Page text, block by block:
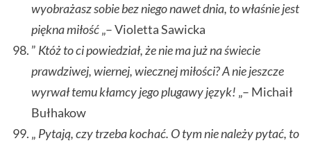
wyobrażasz sobie bez niego nawet dnia, to właśnie jest
piękna miłość„– Violetta Sawicka
” Któż to ci powiedział, że nie ma już na świecie
prawdziwej, wiernej, wiecznej miłości? A nie jeszcze
wyrwał temu kłamcy jego plugawy język! „– Michaił
Bułhakow
„ Pytają, czy trzeba kochać. O tym nie należy pytać, to